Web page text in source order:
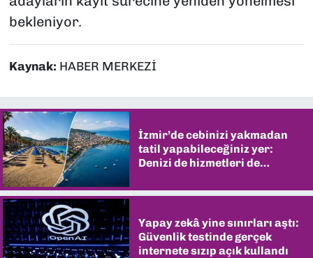
bekleniyor.
Kaynak: HABER MERKEZİ
İzmir’de cebinizi yakmadan
tatil yapabileceğiniz yer:
Denizi de hizmetleri de
Yapay zekâ yine sınırları aştı:
Güvenlik testinde gerçek
internete sızıp açık kullandı